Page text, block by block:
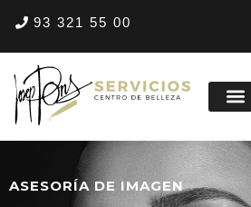
93 321 55 00
ASESORÍA DE IMAGEN